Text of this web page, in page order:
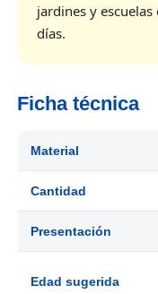
jardines y
días.
Ficha técnica
Material
Cantidad
Presentación
Edad sugerida